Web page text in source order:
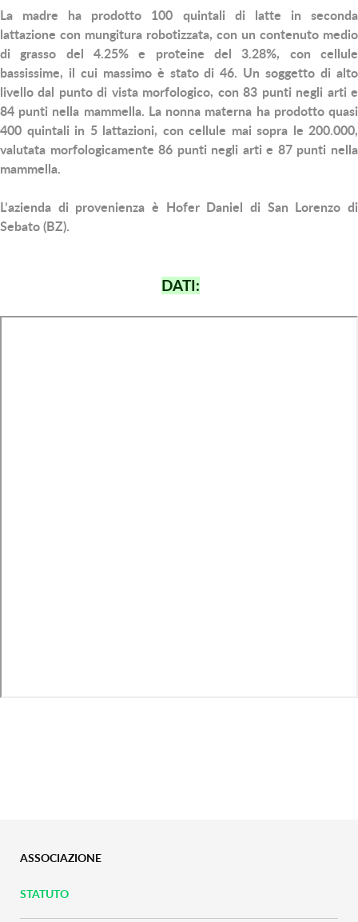
La madre ha prodotto 100 quintali di latte in seconda
lattazione con mungitura robotizzata, con un contenuto medio
di grasso del 4.25% e proteine del 3.28%, con cellule
bassissime, il cui massimo è stato di 46. Un soggetto di alto
livello dal punto di vista morfologico, con 83 punti negli arti e
84 punti nella mammella. La nonna materna ha prodotto quasi
400 quintali in 5 lattazioni, con cellule mai sopra le 200.000,
valutata morfologicamente 86 punti negli arti e 87 punti nella
mammella.
L’azienda di provenienza è Hofer Daniel di San Lorenzo di
Sebato (BZ).
DATI:
ASSOCIAZIONE
STATUTO